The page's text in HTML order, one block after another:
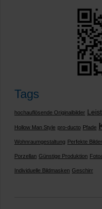
Tags
hochauflösende Originalbilder
Hollow Man Style pro-ducto Pfade
Wohnraumgestaltung Perfekte Bilder
Porzellan Günstige Produktion
Individuelle Bildmasken Geschirr